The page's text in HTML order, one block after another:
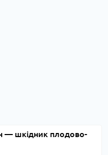
— шкідник плодово-